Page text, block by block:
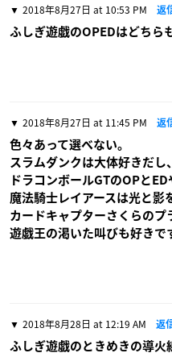
2018年8月27日 at 10:53 PM 返
ふしぎ遊戯のOPEDはどちら
2018年8月27日 at 11:45 PM 返
色々あって選べない。
スラムダンクは大体好きだし、
ドラコンボールGTのOPとED
魔法騎士レイアースは光と影
カードキャプターさくらのプ
遊戯王の渇いた叫びも好きで
2018年8月28日 at 12:19 AM 返
ふしぎ遊戯のときめきの導火